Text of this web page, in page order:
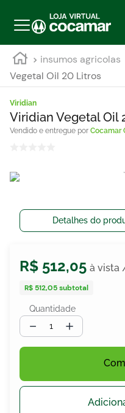
insumos agricolas
Vegetal Oil 20 Litros
Viridian
Viridian Vegetal Oil
Cocamar
Detalhes do
R$ 512,05
R$ 512,05subtotal
Quantidade
＋
－